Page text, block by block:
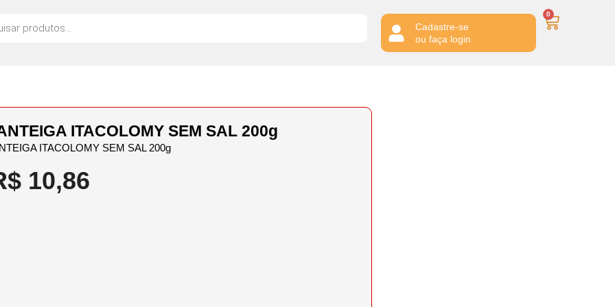
Cadastre-se
ou faça login
0
ITACOLOMY SEM SAL 200g
ITACOLOMY SEM SAL 200g
10,86